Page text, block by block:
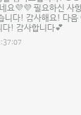
요💜💜 필요하신 사
니다! 감사해요! 다
다! 감사합니다💕